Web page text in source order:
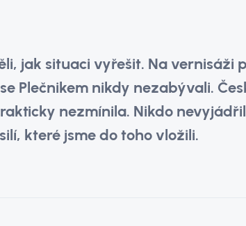
jak situaci vyřešit. Na vernisáži
Plečnikem nikdy nezabývali.
nezmínila. Nikdo
které jsme do toho vložili.